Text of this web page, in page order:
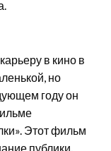
в кино в
но
году он
Этот фильм
публики.